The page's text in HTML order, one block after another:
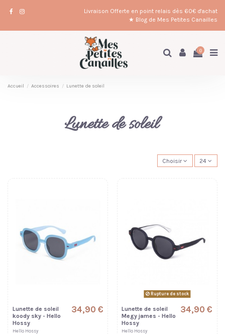
Livraison Offerte en point relais dès 60€ d'achat
★ Blog de Mes Petites Canailles
0
Accueil Accessoires Lunette de soleil
Lunette de soleil
Choisir 24
Lunette de soleil
koody sky - Hello
Hossy
Hello Hossy
34,90 €
Rupture de stock
Lunette de soleil
Megy james - Hello
Hossy
Hello Hossy
34,90 €